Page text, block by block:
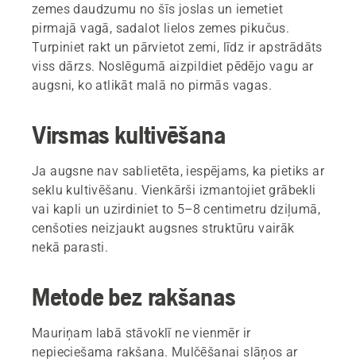
zemes daudzumu no šīs joslas un iemetiet
pirmajā vagā, sadalot lielos zemes pikučus.
Turpiniet rakt un pārvietot zemi, līdz ir apstrādāts
viss dārzs. Noslēgumā aizpildiet pēdējo vagu ar
augsni, ko atlikāt malā no pirmās vagas.
Virsmas kultivēšana
Ja augsne nav sablietēta, iespējams, ka pietiks ar
seklu kultivēšanu. Vienkārši izmantojiet grābekli
vai kapli un uzirdiniet to 5–8 centimetru dziļumā,
cenšoties neizjaukt augsnes struktūru vairāk
nekā parasti.
Metode bez rakšanas
Mauriņam labā stāvoklī ne vienmēr ir
nepieciešama rakšana. Mulčēšanai slāņos ar